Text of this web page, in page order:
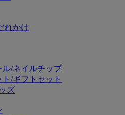
れかけ
ル/ネイルチップ
ト/ギフトセット
ズ